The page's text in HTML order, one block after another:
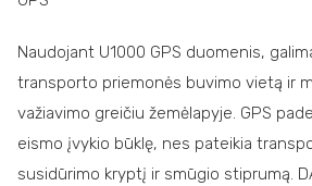
Naudojant U1000 GPS duomenis,
transporto priemonės buvimo vietą ir
važiavimo greičiu žemėlapyje. GPS
eismo įvykio būklę, nes pateikia
susidūrimo kryptį ir smūgio stiprumą.